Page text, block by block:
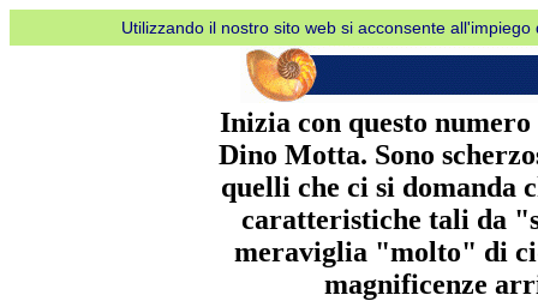
Utilizzando il nostro sito web si acconsente
Inizia con questo
Dino Motta. Sono
quelli che ci si domanda
caratteristiche tali da
meraviglia "molto" di
magnificenze